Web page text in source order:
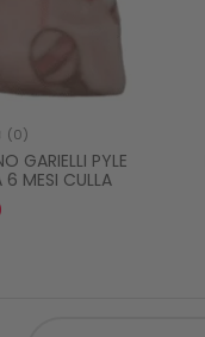
(0)
GARIELLI PYLE
6 MESI CULLA